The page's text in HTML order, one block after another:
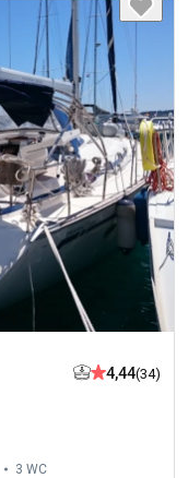
4,44(34)
3 WC